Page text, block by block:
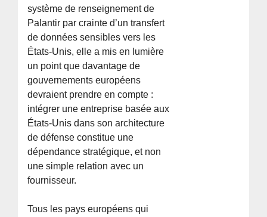
système de renseignement de
Palantir par crainte d’un transfert
de données sensibles vers les
États-Unis, elle a mis en lumière
un point que davantage de
gouvernements européens
devraient prendre en compte :
intégrer une entreprise basée aux
États-Unis dans son architecture
de défense constitue une
dépendance stratégique, et non
une simple relation avec un
fournisseur.
Tous les pays européens qui